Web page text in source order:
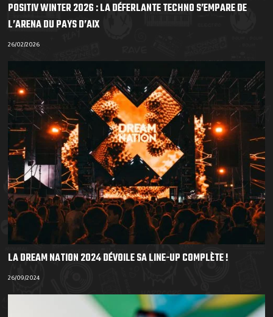
POSITIV WINTER 2026 : LA DÉFERLANTE TECHNO S’EMPARE DE
L’ARENA DU PAYS D’AIX
26/02/2026
LA DREAM NATION 2024 DÉVOILE SA LINE-UP COMPLÈTE !
26/09/2024